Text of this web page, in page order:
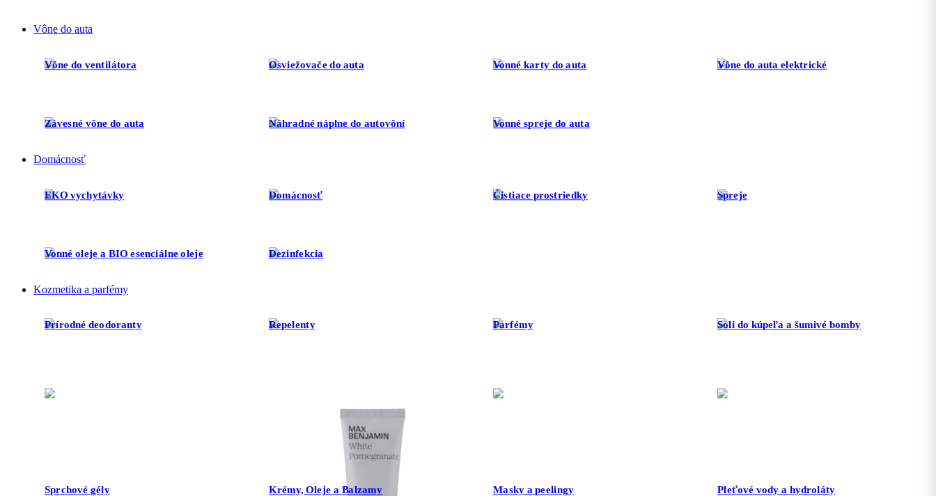
Vône do auta
Vône do ventilátora Osviežovače do auta Vonné karty do auta Vône do auta elektrické
Závesné vône do auta Náhradné náplne do autovôní Vonné spreje do auta
Domácnosť
EKO vychytávky Domácnosť Čistiace prostriedky Spreje
Vonné oleje a BIO esenciálne oleje Dezinfekcia
Kozmetika a parfémy
Prírodné deodoranty Repelenty Parfémy Soli do kúpeľa a šumivé bomby
Sprchové gély Krémy, Oleje a Balzamy Masky a peelingy Pleťové vody a hydroláty